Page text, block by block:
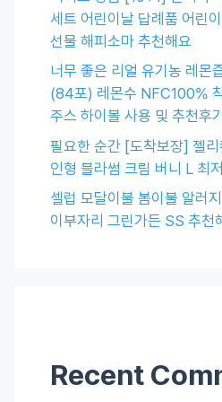
세트 어린이날 답례품 어린
선물 해피소마 추천해요
너무 좋은 리얼 유기농 레몬
(84포) 레몬수 NFC100%
주스 하이볼 사용 및 추천후기
필요한 순간 [도착보장] 젤
인형 블라썸 크림 버니 L 최
셀럽 모달이불 봄이불 알러
이부자리 그린가든 SS 추천
Recent